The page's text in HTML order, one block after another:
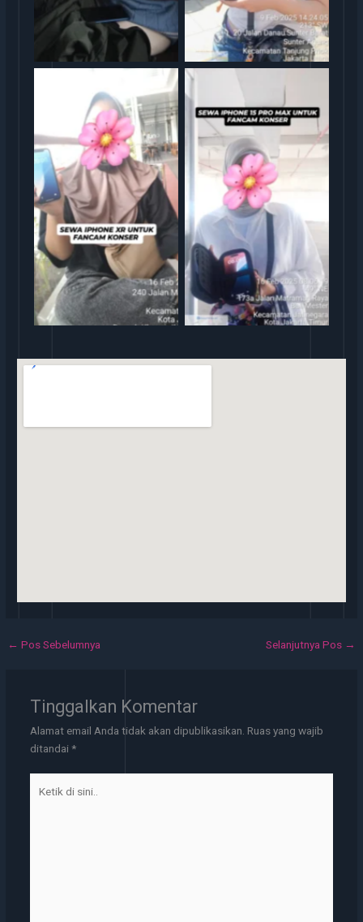
Serah Terima Sewa iPhone
XR TransGO
Serah Terima Sewa iPhone
15 TransGO
← Pos Sebelumnya Selanjutnya Pos →
Tinggalkan Komentar
Alamat email Anda tidak akan dipublikasikan. Ruas yang wajib
ditandai *